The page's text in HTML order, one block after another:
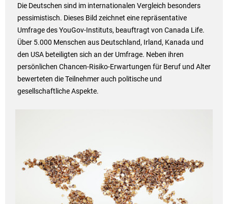
Die Deutschen sind im internationalen Vergleich besonders
pessimistisch. Dieses Bild zeichnet eine repräsentative
Umfrage des YouGov-Instituts, beauftragt von Canada Life.
Über 5.000 Menschen aus Deutschland, Irland, Kanada und
den USA beteiligten sich an der Umfrage. Neben ihren
persönlichen Chancen-Risiko-Erwartungen für Beruf und Alter
bewerteten die Teilnehmer auch politische und
gesellschaftliche Aspekte.